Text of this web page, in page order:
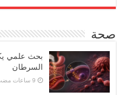
صحة
بحث علمي
السرطان